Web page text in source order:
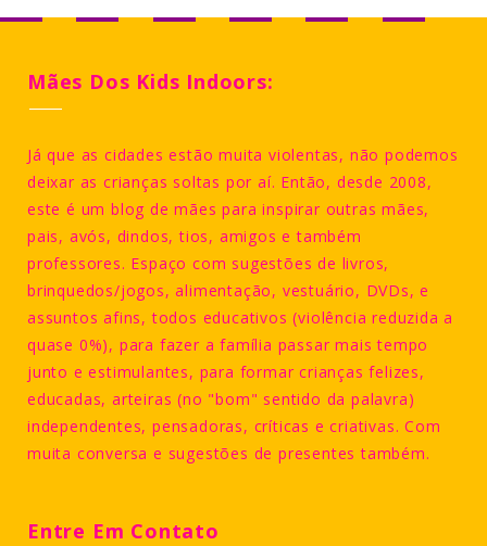
Mães Dos Kids Indoors:
Já que as cidades estão muita violentas, não podemos
deixar as crianças soltas por aí. Então, desde 2008,
este é um blog de mães para inspirar outras mães,
pais, avós, dindos, tios, amigos e também
professores. Espaço com sugestões de livros,
brinquedos/jogos, alimentação, vestuário, DVDs, e
assuntos afins, todos educativos (violência reduzida a
quase 0%), para fazer a família passar mais tempo
junto e estimulantes, para formar crianças felizes,
educadas, arteiras (no "bom" sentido da palavra)
independentes, pensadoras, críticas e criativas. Com
muita conversa e sugestões de presentes também.
Entre Em Contato